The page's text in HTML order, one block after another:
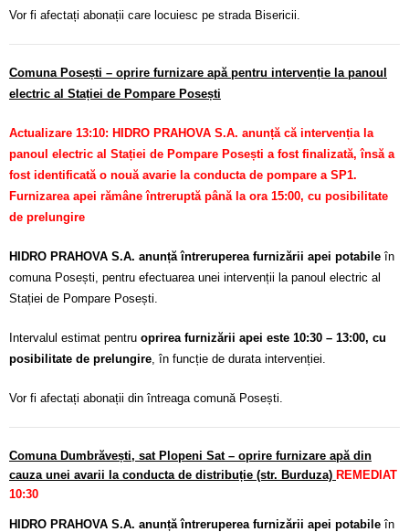
Vor fi afectați abonații care locuiesc pe strada Bisericii.
Comuna Posești – oprire furnizare apă pentru intervenție la panoul
electric al Stației de Pompare Posești
Actualizare 13:10: HIDRO PRAHOVA S.A. anunță că intervenția la
panoul electric al Stației de Pompare Posești a fost finalizată, însă a
fost identificată o nouă avarie la conducta de pompare a SP1.
Furnizarea apei rămâne întreruptă până la ora 15:00, cu posibilitate
de prelungire
HIDRO PRAHOVA S.A. anunță întreruperea furnizării apei potabile în
comuna Posești, pentru efectuarea unei intervenții la panoul electric al
Stației de Pompare Posești.
Intervalul estimat pentru oprirea furnizării apei este 10:30 – 13:00, cu
posibilitate de prelungire, în funcție de durata intervenției.
Vor fi afectați abonații din întreaga comună Posești.
Comuna Dumbrăvești, sat Plopeni Sat – oprire furnizare apă din
cauza unei avarii la conducta de distribuție (str. Burduza) REMEDIAT
10:30
HIDRO PRAHOVA S.A. anunță întreruperea furnizării apei potabile în